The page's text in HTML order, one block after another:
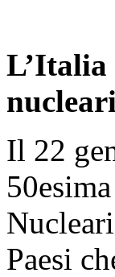
nucleari
Il 22
Paesi